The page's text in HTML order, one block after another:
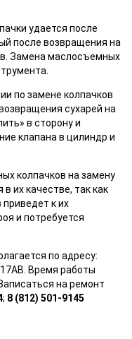
удается после
после возвращения на
Замена маслосъемных
по замене колпачков
сухарей на
в сторону и
клапана в цилиндр и
колпачков на замену
их качестве, так как
к их
и потребуется
по адресу:
Время работы
на ремонт
; 8 (812) 501-9145